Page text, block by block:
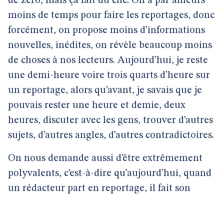
moins de temps pour faire les reportages, donc
forcément, on propose moins d’informations
nouvelles, inédites, on révèle beaucoup moins
de choses à nos lecteurs. Aujourd’hui, je reste
une demi-heure voire trois quarts d’heure sur
un reportage, alors qu’avant, je savais que je
pouvais rester une heure et demie, deux
heures, discuter avec les gens, trouver d’autres
sujets, d’autres angles, d’autres contradictoires.
On nous demande aussi d’être extrêmement
polyvalents, c’est-à-dire qu’aujourd’hui, quand
un rédacteur part en reportage, il fait son